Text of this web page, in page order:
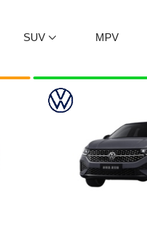
赵先生
贾先生
吴先生
倪先生
SUV MPV